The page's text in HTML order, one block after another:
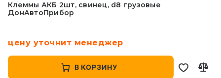
Клеммы АКБ 2шт, свинец, d8 грузовые
ДонАвтоПрибор
цену уточнит менеджер
В КОРЗИНУ